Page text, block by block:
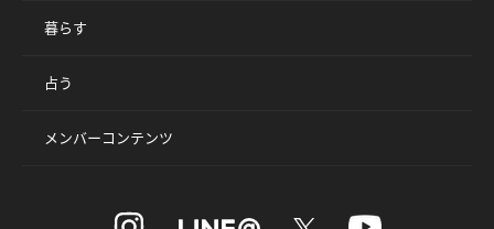
暮らす
占う
メンバーコンテンツ